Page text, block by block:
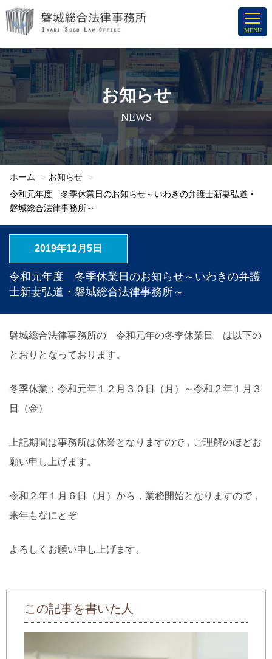
ン
ン
ツ
プ
MENU
お知らせ
NEWS
ホーム
お知らせ
令和元年度 冬季休業日のお知らせ～いわきの弁護士新妻弘道・
磐城総合法律事務所～
2019年12月5日
令和元年度 冬季休業日のお知らせ～いわきの弁護
士新妻弘道・磐城総合法律事務所～
磐城総合法律事務所の 令和元年の冬季休業日 は以下の
とおりとなっております。
冬季休業：令和元年１２月３０日（月）～令和２年１月３
日（金）
上記期間は事務所は休業となりますので，ご理解のほどお
願い申し上げます。
令和２年１月６日（月）から，業務開始となりますので，
来年もなにとぞ
よろしくお願い申し上げます。
この記事を書いた人